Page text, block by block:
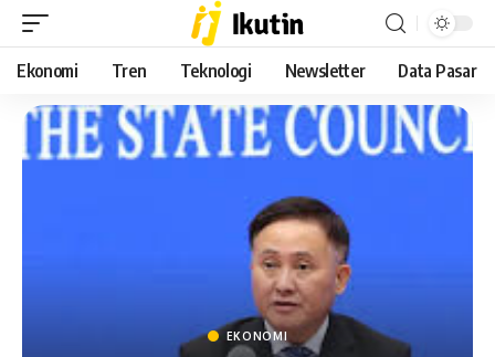
Ekonomi Tren Teknologi Newsletter Data Pasar
EKONOMI